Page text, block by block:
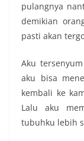
pulangnya
demikian
pasti akan
Aku
aku bisa
kembali ke
Lalu aku
tubuhku lebih